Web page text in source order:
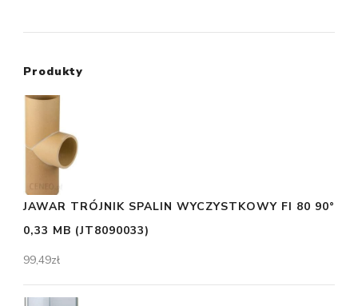
Produkty
JAWAR TRÓJNIK SPALIN WYCZYSTKOWY FI 80 90°
0,33 MB (JT8090033)
99,49zł